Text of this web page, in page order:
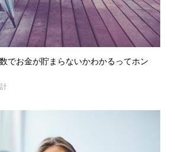
でお金が貯まらないかわかるってホン